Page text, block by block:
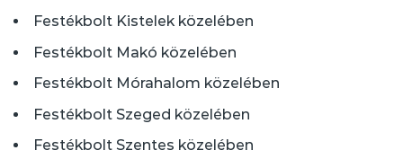
Festékbolt Kistelek közelében
Festékbolt Makó közelében
Festékbolt Mórahalom közelében
Festékbolt Szeged közelében
Festékbolt Szentes közelében